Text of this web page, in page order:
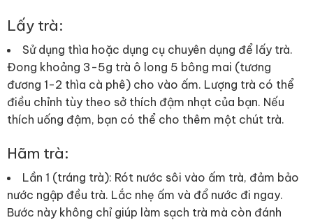
Lấy trà:
Sử dụng thìa hoặc dụng cụ chuyên dụng để lấy trà.
Đong khoảng 3-5g trà ô long 5 bông mai (tương
đương 1-2 thìa cà phê) cho vào ấm. Lượng trà có thể
điều chỉnh tùy theo sở thích đậm nhạt của bạn. Nếu
thích uống đậm, bạn có thể cho thêm một chút trà.
Hãm trà:
Lần 1 (tráng trà): Rót nước sôi vào ấm trà, đảm bảo
nước ngập đều trà. Lắc nhẹ ấm và đổ nước đi ngay.
Bước này không chỉ giúp làm sạch trà mà còn đánh